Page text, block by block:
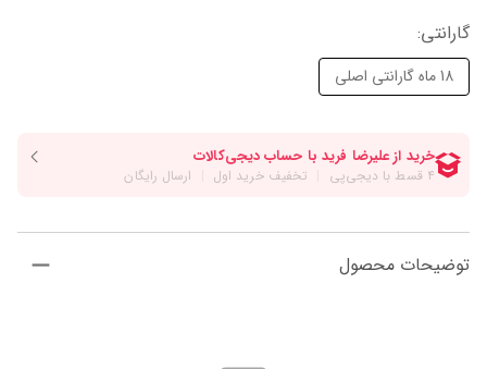
گارانتی:
18 ماه گارانتی اصلی
توضیحات محصول